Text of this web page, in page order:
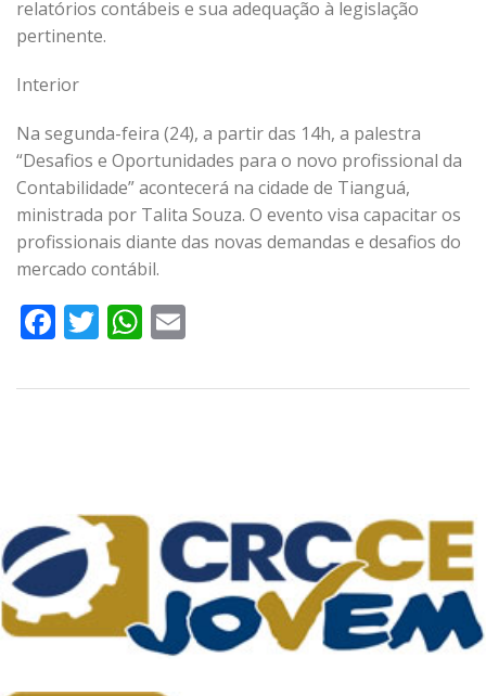
relatórios contábeis e sua adequação à legislação
pertinente.
Interior
Na segunda-feira (24), a partir das 14h, a palestra
“Desafios e Oportunidades para o novo profissional da
Contabilidade” acontecerá na cidade de Tianguá,
ministrada por Talita Souza. O evento visa capacitar os
profissionais diante das novas demandas e desafios do
mercado contábil.
Facebook
TwitterWhatsApp